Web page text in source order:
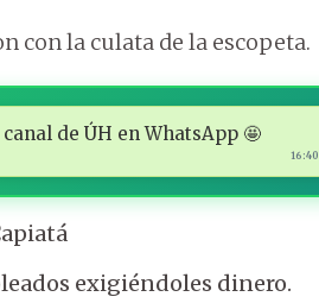
con la culata de la escopeta.
de ÚH en WhatsApp 🤩
16:40
exigiéndoles dinero.